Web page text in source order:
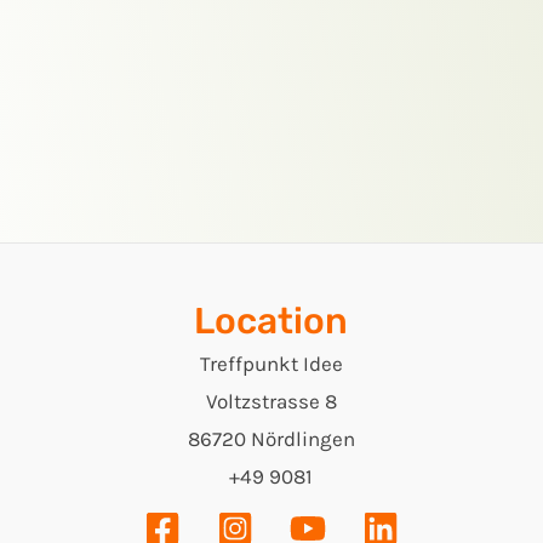
Location
Treffpunkt Idee
Voltzstrasse 8
86720 Nördlingen
+49 9081